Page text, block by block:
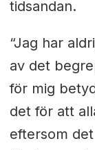
tidsandan.
“Jag har
av det
för mig
det för att
eftersom